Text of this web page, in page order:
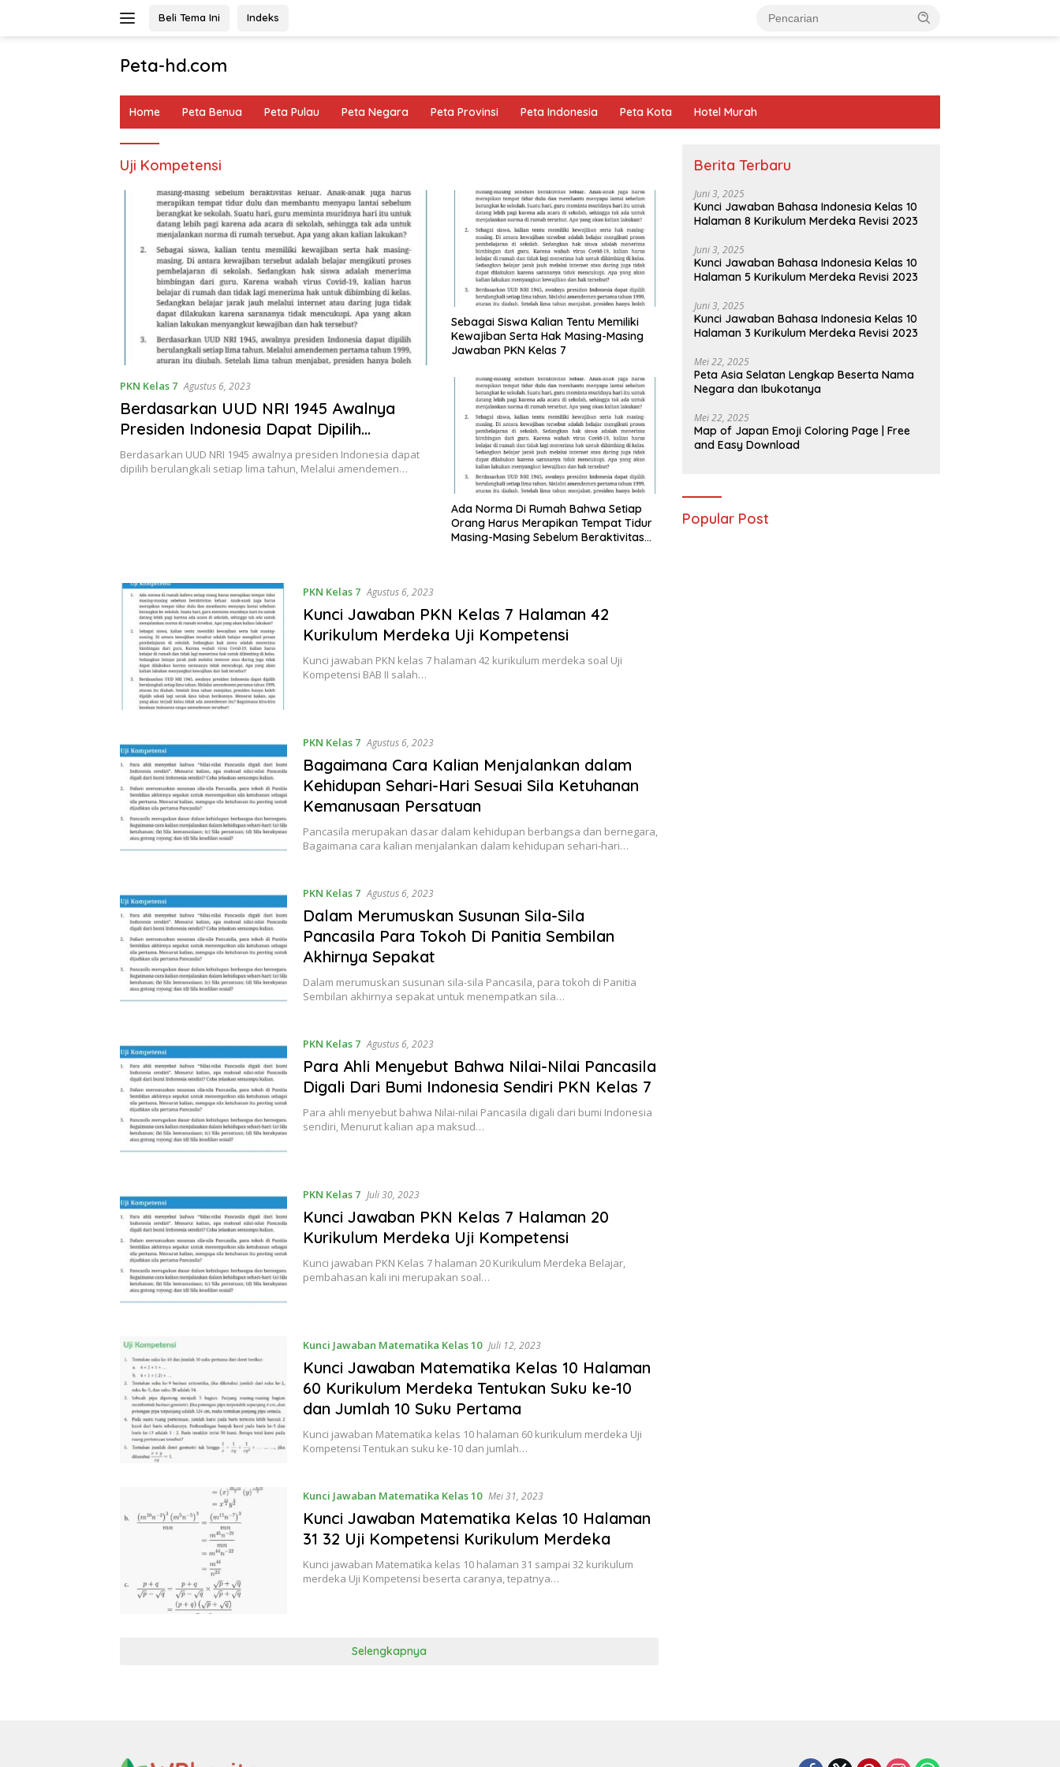
Beli Tema Ini Indeks
Peta-hd.com
Gambar
HD
Home Peta Benua Peta Pulau Peta Negara Peta Provinsi Peta Indonesia Peta Kota Hotel Murah
Uji Kompetensi
PKN Kelas 7 Agustus 6, 2023
Berdasarkan UUD NRI 1945 Awalnya
Presiden Indonesia Dapat Dipilih
Berulangkali Setiap Lima Tahun
Berdasarkan UUD NRI 1945 awalnya presiden Indonesia dapat
dipilih berulangkali setiap lima tahun, Melalui amendemen…
Sebagai Siswa Kalian Tentu Memiliki
Kewajiban Serta Hak Masing-Masing
Jawaban PKN Kelas 7
Ada Norma Di Rumah Bahwa Setiap
Orang Harus Merapikan Tempat Tidur
Masing-Masing Sebelum Beraktivitas
PKN Kelas 7 Agustus 6, 2023
Kunci Jawaban PKN Kelas 7 Halaman 42
Kurikulum Merdeka Uji Kompetensi
Kunci jawaban PKN kelas 7 halaman 42 kurikulum merdeka soal Uji
Kompetensi BAB II salah…
PKN Kelas 7 Agustus 6, 2023
Bagaimana Cara Kalian Menjalankan dalam
Kehidupan Sehari-Hari Sesuai Sila Ketuhanan
Kemanusaan Persatuan
Pancasila merupakan dasar dalam kehidupan berbangsa dan bernegara,
Bagaimana cara kalian menjalankan dalam kehidupan sehari-hari…
PKN Kelas 7 Agustus 6, 2023
Dalam Merumuskan Susunan Sila-Sila
Pancasila Para Tokoh Di Panitia Sembilan
Akhirnya Sepakat
Dalam merumuskan susunan sila-sila Pancasila, para tokoh di Panitia
Sembilan akhirnya sepakat untuk menempatkan sila…
PKN Kelas 7 Agustus 6, 2023
Para Ahli Menyebut Bahwa Nilai-Nilai Pancasila
Digali Dari Bumi Indonesia Sendiri PKN Kelas 7
Para ahli menyebut bahwa Nilai-nilai Pancasila digali dari bumi Indonesia
sendiri, Menurut kalian apa maksud…
PKN Kelas 7 Juli 30, 2023
Kunci Jawaban PKN Kelas 7 Halaman 20
Kurikulum Merdeka Uji Kompetensi
Kunci jawaban PKN Kelas 7 halaman 20 Kurikulum Merdeka Belajar,
pembahasan kali ini merupakan soal…
Kunci Jawaban Matematika Kelas 10 Juli 12, 2023
Kunci Jawaban Matematika Kelas 10 Halaman
60 Kurikulum Merdeka Tentukan Suku ke-10
dan Jumlah 10 Suku Pertama
Kunci jawaban Matematika kelas 10 halaman 60 kurikulum merdeka Uji
Kompetensi Tentukan suku ke-10 dan jumlah…
Kunci Jawaban Matematika Kelas 10 Mei 31, 2023
Kunci Jawaban Matematika Kelas 10 Halaman
31 32 Uji Kompetensi Kurikulum Merdeka
Kunci jawaban Matematika kelas 10 halaman 31 sampai 32 kurikulum
merdeka Uji Kompetensi beserta caranya, tepatnya…
Selengkapnya
Berita Terbaru
Juni 3, 2025
Kunci Jawaban Bahasa Indonesia Kelas 10
Halaman 8 Kurikulum Merdeka Revisi 2023
Juni 3, 2025
Kunci Jawaban Bahasa Indonesia Kelas 10
Halaman 5 Kurikulum Merdeka Revisi 2023
Juni 3, 2025
Kunci Jawaban Bahasa Indonesia Kelas 10
Halaman 3 Kurikulum Merdeka Revisi 2023
Mei 22, 2025
Peta Asia Selatan Lengkap Beserta Nama
Negara dan Ibukotanya
Mei 22, 2025
Map of Japan Emoji Coloring Page | Free
and Easy Download
Popular Post